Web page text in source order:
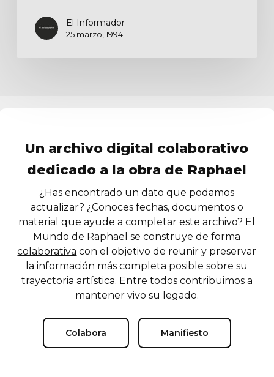
El Informador
25 marzo, 1994
Un archivo digital colaborativo
dedicado a la obra de Raphael
¿Has encontrado un dato que podamos
actualizar? ¿Conoces fechas, documentos o
material que ayude a completar este archivo? El
Mundo de Raphael se construye de forma
colaborativa con el objetivo de reunir y preservar
la información más completa posible sobre su
trayectoria artística. Entre todos contribuimos a
mantener vivo su legado.
Colabora Manifiesto